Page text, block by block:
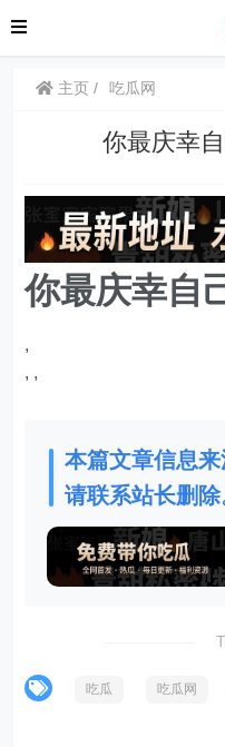
主页 吃瓜网
你最庆幸
你最庆幸自
,
, ,
本篇文章信息来
请联系站长删除
吃瓜 吃瓜网